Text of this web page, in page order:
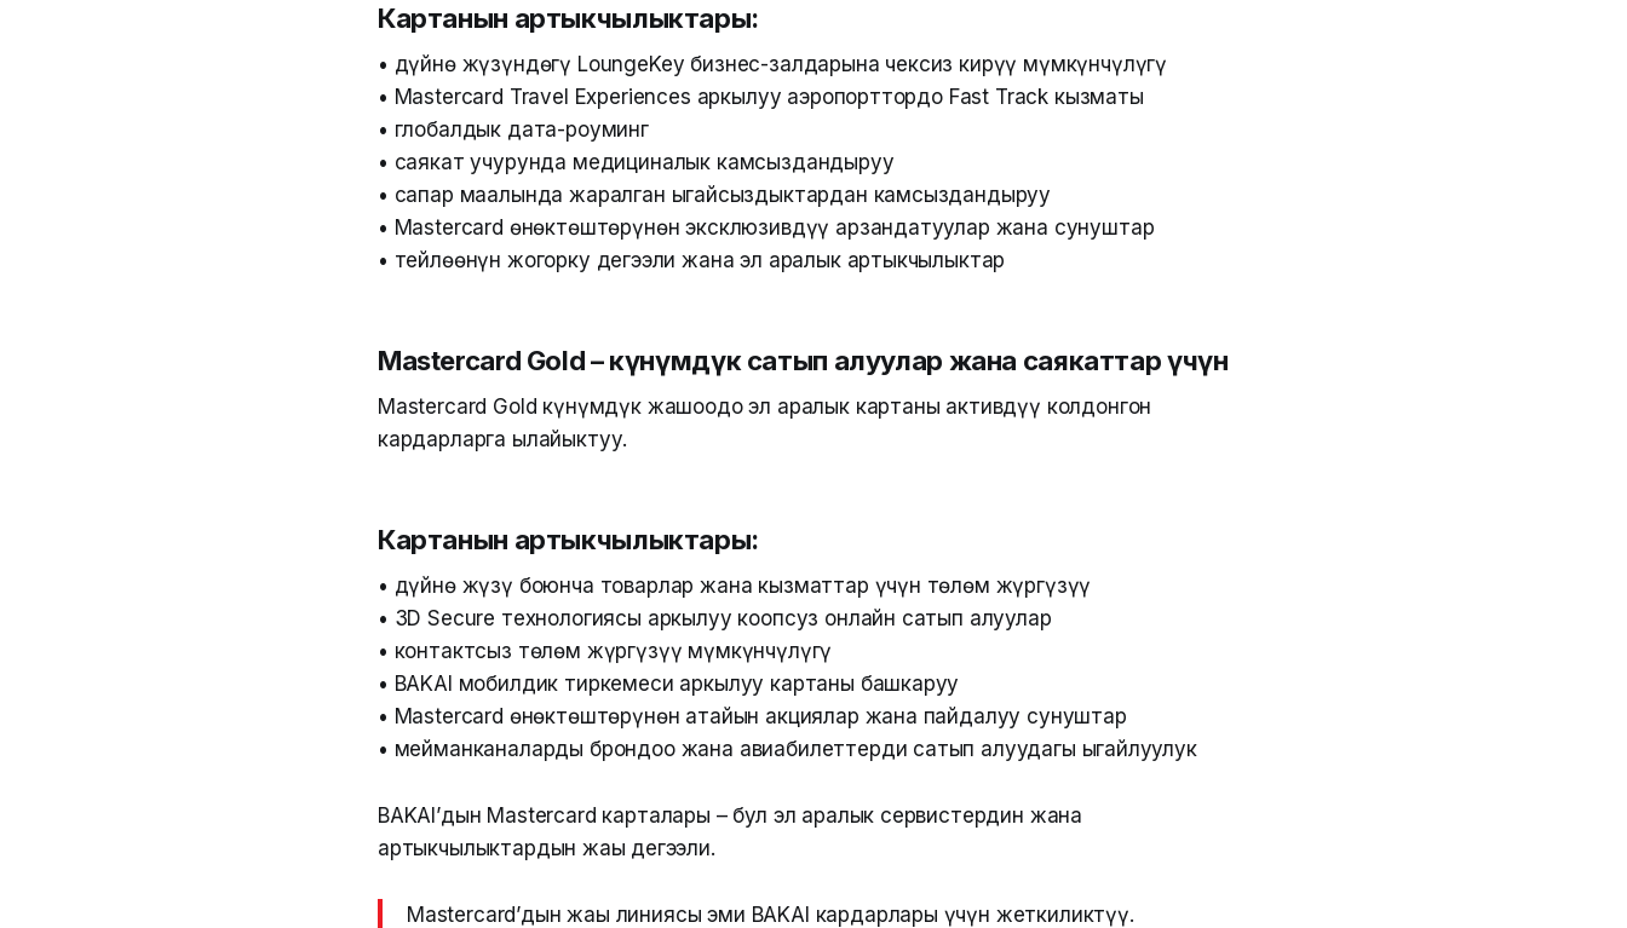
Картанын артыкчылыктары:
• дүйнө жүзүндөгү LoungeKey бизнес-залдарына чексиз кирүү мүмкүнчүлүгү
• Mastercard Travel Experiences аркылуу аэропорттордо Fast Track кызматы
• глобалдык дата-роуминг
• саякат учурунда медициналык камсыздандыруу
• сапар маалында жаралган ыңгайсыздыктардан камсыздандыруу
• Mastercard өнөктөштөрүнөн эксклюзивдүү арзандатуулар жана сунуштар
• тейлөөнүн жогорку деңгээли жана эл аралык артыкчылыктар
Mastercard Gold – күнүмдүк сатып алуулар жана саякаттар үчүн
Mastercard Gold күнүмдүк жашоодо эл аралык картаны активдүү колдонгон
кардарларга ылайыктуу.
Картанын артыкчылыктары:
• дүйнө жүзү боюнча товарлар жана кызматтар үчүн төлөм жүргүзүү
• 3D Secure технологиясы аркылуу коопсуз онлайн сатып алуулар
• контактсыз төлөм жүргүзүү мүмкүнчүлүгү
• BAKAI мобилдик тиркемеси аркылуу картаны башкаруу
• Mastercard өнөктөштөрүнөн атайын акциялар жана пайдалуу сунуштар
• мейманканаларды брондоо жана авиабилеттерди сатып алуудагы ыңгайлуулук
BAKAI’дын Mastercard карталары – бул эл аралык сервистердин жана
артыкчылыктардын жаңы деңгээли.
Mastercard’дын жаңы линиясы эми BAKAI кардарлары үчүн жеткиликтүү.